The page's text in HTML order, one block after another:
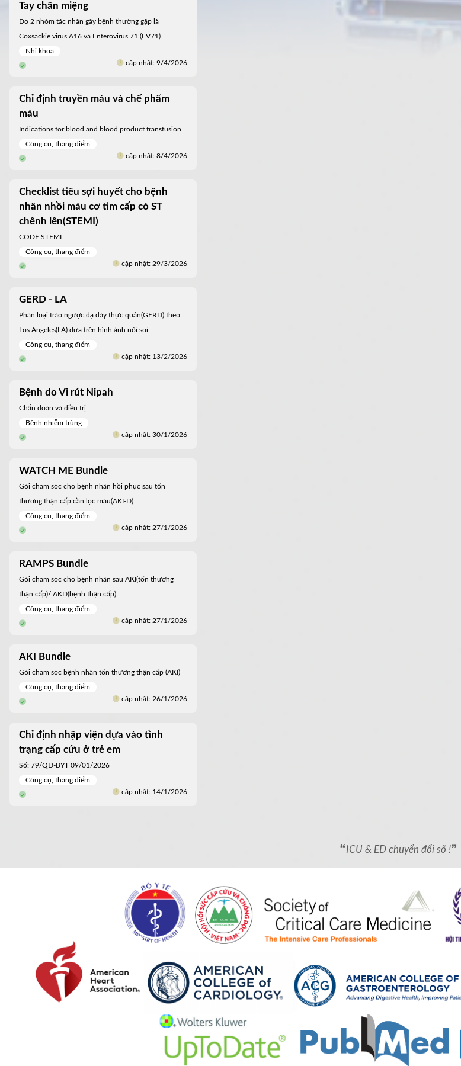
Tay chân miệng
Do 2 nhóm tác nhân gây bệnh thường gặp là
Coxsackie virus A16 và Enterovirus 71 (EV71)
Nhi khoa
cập nhật: 9/4/2026
Chỉ định truyền máu và chế phẩm
máu
Indications for blood and blood product transfusion
Công cụ, thang điểm
cập nhật: 8/4/2026
Checklist tiêu sợi huyết cho bệnh
nhân nhồi máu cơ tim cấp có ST
chênh lên(STEMI)
CODE STEMI
Công cụ, thang điểm
cập nhật: 29/3/2026
GERD - LA
Phân loại trào ngược dạ dày thực quản(GERD) theo
Los Angeles(LA) dựa trên hình ảnh nội soi
Công cụ, thang điểm
cập nhật: 13/2/2026
Bệnh do Vi rút Nipah
Chẩn đoán và điều trị
Bệnh nhiễm trùng
cập nhật: 30/1/2026
WATCH ME Bundle
Gói chăm sóc cho bệnh nhân hồi phục sau tổn
thương thận cấp cần lọc máu(AKI-D)
Công cụ, thang điểm
cập nhật: 27/1/2026
RAMPS Bundle
Gói chăm sóc cho bệnh nhân sau AKI(tổn thương
thận cấp)/ AKD(bệnh thận cấp)
Công cụ, thang điểm
cập nhật: 27/1/2026
AKI Bundle
Gói chăm sóc bệnh nhân tổn thương thận cấp (AKI)
Công cụ, thang điểm
cập nhật: 26/1/2026
Chỉ định nhập viện dựa vào tình
trạng cấp cứu ở trẻ em
Số: 79/QĐ-BYT 09/01/2026
Công cụ, thang điểm
cập nhật: 14/1/2026
❝ICU & ED chuyển đổi số !❞